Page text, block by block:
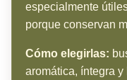
especialmente
porque conservan
Cómo elegirlas:
aromática, íntegra